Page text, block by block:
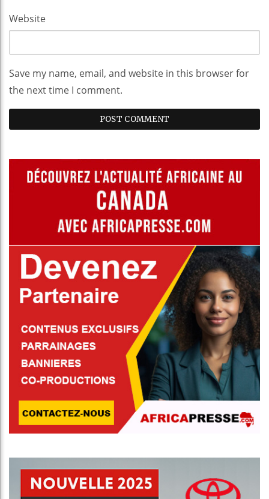
Website
Save my name, email, and website in this browser for
the next time I comment.